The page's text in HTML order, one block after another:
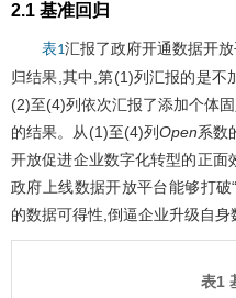
2.1 基准回归
表1汇报了政府开通数据开
归结果,其中,第(1)列汇报的是不
(2)至(4)列依次汇报了添加个体
的结果。从(1)至(4)列Open系数
开放促进企业数字化转型的正面
政府上线数据开放平台能够打破
的数据可得性,倒逼企业升级自身
表1